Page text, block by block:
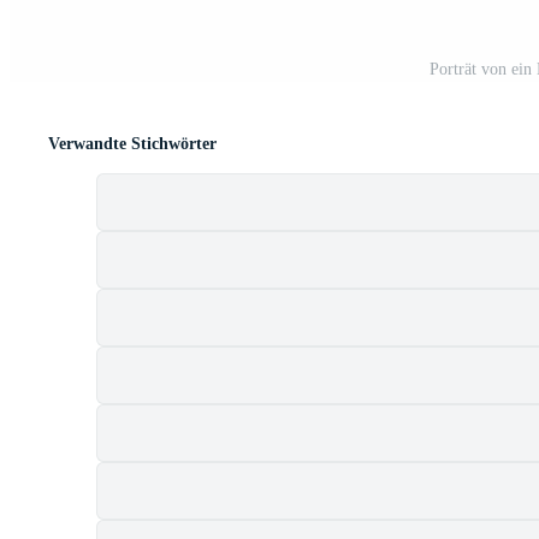
Porträt von
Verwandte Stichwörter